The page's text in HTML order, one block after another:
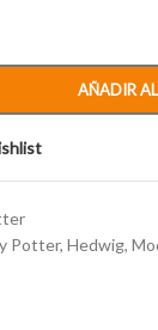
AÑADIR
Potter, Hedwig,